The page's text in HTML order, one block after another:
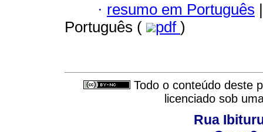
· resumo em Português |
Português (
pdf )
Todo o conteúdo deste
licenciado sob
Rua